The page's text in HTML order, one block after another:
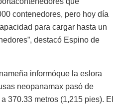
contenedores, pero hoy día
para cargar hasta un
destacó Espino de
informóque la eslora
neopanamax pasó de
370.33 metros (1,215 pies). El